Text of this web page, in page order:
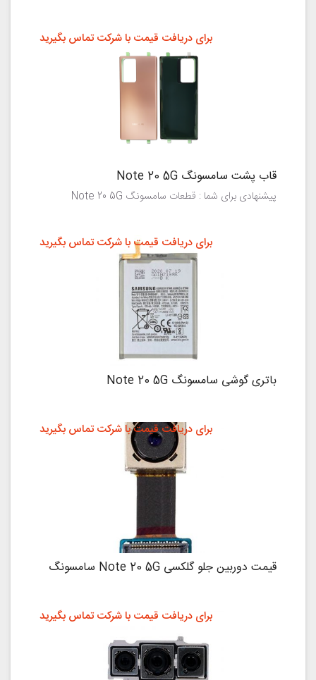
قاب پشت سامسونگ Note 20 5G
پیشنهادی برای شما : قطعات سامسونگ Note 20 5G
برای دریافت قیمت با شرکت تماس بگیرید
باتری گوشی سامسونگ Note 20 5G
برای دریافت قیمت با شرکت تماس بگیرید
قیمت دوربین جلو گلکسی Note 20 5G سامسونگ
برای دریافت قیمت با شرکت تماس بگیرید
برای دریافت قیمت با شرکت تماس بگیرید